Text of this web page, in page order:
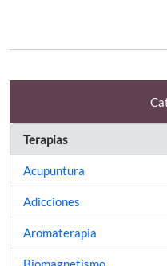
Terapias
Acupuntura
Adicciones
Aromaterapia